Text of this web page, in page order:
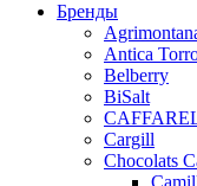
Бренды
Antica
Belberry
BiSalt
Cargill
Chocolats